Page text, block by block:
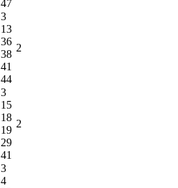
47
3
13
36
38
41
44
2
3
15
18
19
29
41
2
3
4